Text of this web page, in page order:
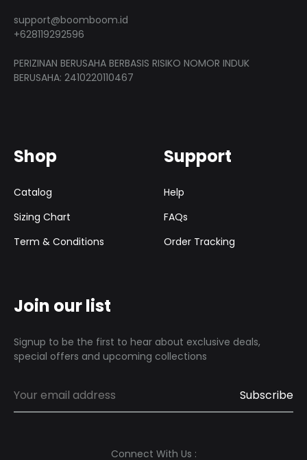
support@boomboom.id
+628119292596
PERIZINAN BERUSAHA BERBASIS RISIKO NOMOR INDUK
BERUSAHA: 2410220110467
Shop
Catalog
Sizing Chart
Term & Conditions
Support
Help
FAQs
Order Tracking
Join our list
Signup to be the first to hear about exclusive deals,
special offers and upcoming collections
Connect With Us :